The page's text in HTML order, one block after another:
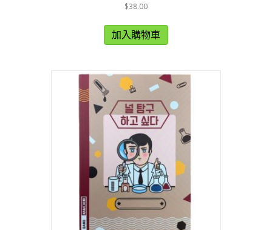
$38.00
加入購物車